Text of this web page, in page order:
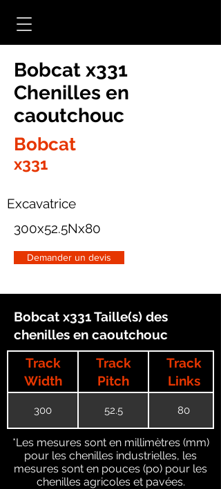
Bobcat x331
Chenilles en
caoutchouc
Bobcat
x331
Excavatrice
300x52.5Nx80
Demander un devis
Bobcat x331 Taille(s) des
chenilles en caoutchouc
Track
Width
Track
Pitch
Track
Links
300 52.5 80
*Les mesures sont en millimètres (mm)
pour les chenilles industrielles, les
mesures sont en pouces (po) pour les
chenilles agricoles et pavées.